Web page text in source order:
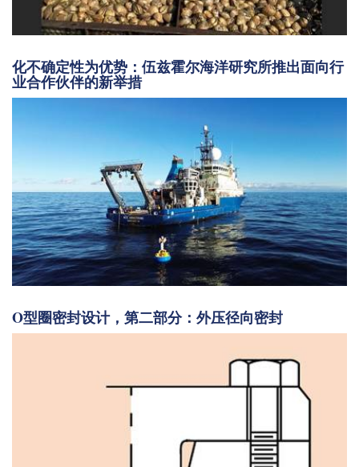
化不确定性为优势：伍兹霍尔海洋研究所推出面向行
业合作伙伴的新举措
O型圈密封设计，第二部分：外压径向密封